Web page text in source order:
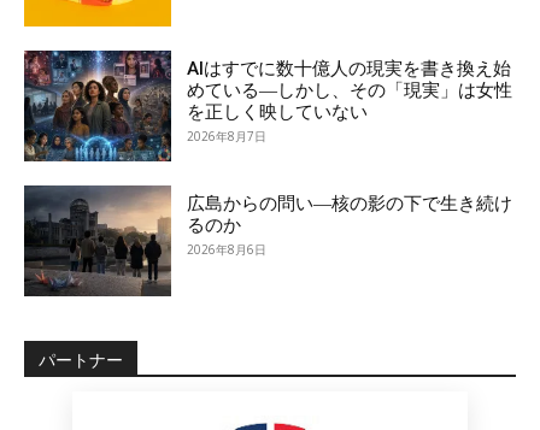
AIはすでに数十億人の現実を書き換え始
めている―しかし、その「現実」は女性
を正しく映していない
2026年8月7日
広島からの問い―核の影の下で生き続け
るのか
2026年8月6日
パートナー